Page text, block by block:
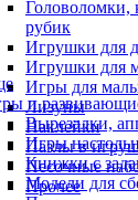
Головоломки,
рубик
Игрушки для
Игрушки для
Игры для
Лизуны
Наклейки
Пазлы в
Песочные
Прочее
и
Вырезалки,
Игры
Книжки с
Модели для